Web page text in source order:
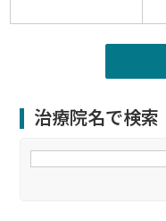
治療院名で検索